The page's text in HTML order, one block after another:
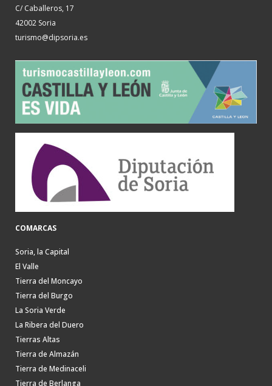
C/ Caballeros, 17
42002 Soria
turismo@dipsoria.es
COMARCAS
Soria, la Capital
El Valle
Tierra del Moncayo
Tierra del Burgo
La Soria Verde
La Ribera del Duero
Tierras Altas
Tierra de Almazán
Tierra de Medinaceli
Tierra de Berlanga